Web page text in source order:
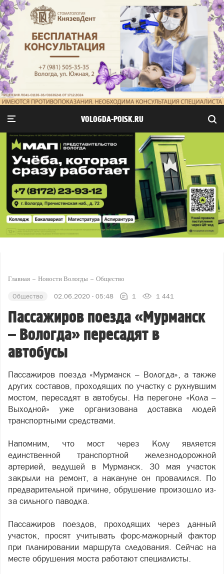
VOLOGDA-POISK.RU
Главная Новости Вологды Общество
Общество 02.06.2020 - 05:48 1 1 441
Пассажиров поезда «Мурманск
– Вологда» пересадят в
автобусы
Пассажиров поезда «Мурманск – Вологда», а также
других составов, проходящих по участку с рухнувшим
мостом, пересадят в автобусы. На перегоне «Кола –
Выходной» уже организована доставка людей
транспортными средствами.
Напомним, что мост через Колу является
единственной транспортной железнодорожной
артерией, ведущей в Мурманск. 30 мая участок
закрыли на ремонт, а накануне он провалился. По
предварительной причине, обрушение произошло из-
за сильного паводка.
Пассажиров поездов, проходящих через данный
участок, просят учитывать форс-мажорный фактор
при планировании маршрута следования. Сейчас на
месте обрушения моста работают специалисты.